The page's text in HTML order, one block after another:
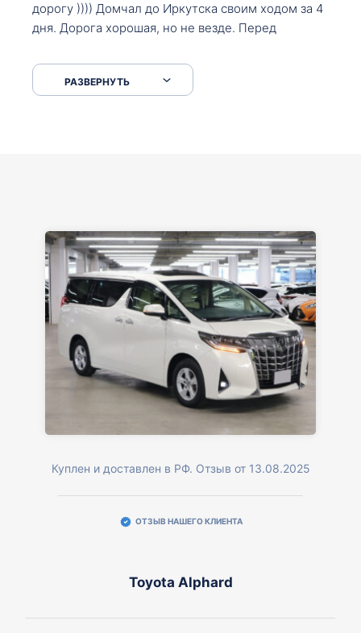
дорогу )))) Домчал до Иркутска своим ходом за 4
дня. Дорога хорошая, но не везде. Перед
серпантинах по пути следования.
РАЗВЕРНУТЬ
Куплен и доставлен в РФ. Отзыв от 13.08.2025
ОТЗЫВ НАШЕГО КЛИЕНТА
Toyota Alphard